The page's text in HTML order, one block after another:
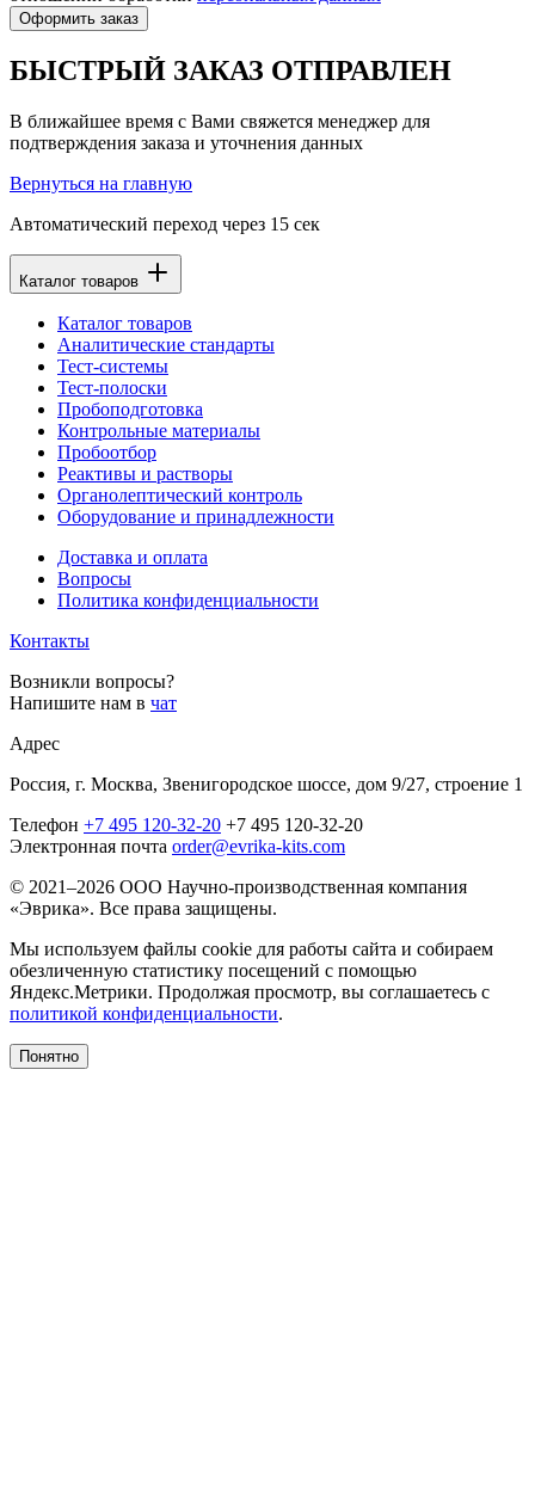
Оформить заказ
БЫСТРЫЙ ЗАКАЗ ОТПРАВЛЕН
В ближайшее время с Вами свяжется менеджер для
подтверждения заказа и уточнения данных
Вернуться на главную
Автоматический переход через 15 сек
Каталог товаров
Каталог товаров
Аналитические стандарты
Тест-системы
Тест-полоски
Пробоподготовка
Контрольные материалы
Пробоотбор
Реактивы и растворы
Органолептический контроль
Оборудование и принадлежности
Доставка и оплата
Вопросы
Политика конфиденциальности
Контакты
Возникли вопросы?
Напишите нам в чат
Адрес
Россия, г. Москва, Звенигородское шоссе, дом 9/27, строение 1
Телефон +7 495 120-32-20 +7 495 120-32-20
Электронная почта order@evrika-kits.com
© 2021–2026 ООО Научно-производственная компания
«Эврика». Все права защищены.
Мы используем файлы cookie для работы сайта и собираем
обезличенную статистику посещений с помощью
Яндекс.Метрики. Продолжая просмотр, вы соглашаетесь с
политикой конфиденциальности.
Понятно